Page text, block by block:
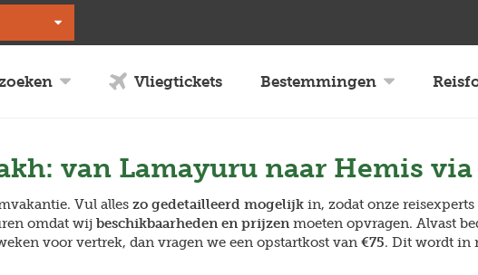
Vliegtickets Bestemmingen
van Lamayuru naar Hemis
Vul alles zo gedetailleerd mogelijk in, zodat onze
omdat wij beschikbaarheden en prijzen moeten opvragen. Alvast
voor vertrek, dan vragen we een opstartkost van €75. Dit wordt in